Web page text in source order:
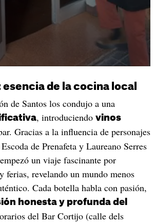
esencia de la cocina local
de Santos los condujo a una
, introduciendo vinos
Gracias a la influencia de personajes
de Prenafeta y Laureano Serres
un viaje fascinante por
ferias, revelando un mundo menos
Cada botella habla con pasión,
honesta y profunda del
del Bar Cortijo (calle dels